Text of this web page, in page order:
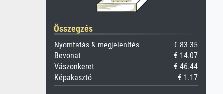
Összegzés
Nyomtatás & megjelenítés
€ 83.35
Bevonat
€ 14.07
Vászonkeret
€ 46.44
Képakasztó
€ 1.17